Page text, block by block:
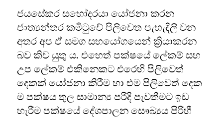
ජයසේකර සහෝදරයා යෝජනා කරන
ජාත්‍යන්තර කමිටුවේ පිලිවෙත පැහැදිලි වන
අතර අප ඒ සමග සහයෝගයෙන් ක්‍රියාකරන
බව කිව යුතු ය. එහෙත් පක්ෂයේ ලේකම් සහ
උප ලේකම් එකිනෙකට එරෙහි පිලිවෙත්
දෙකක් යෝජනා කිරීම හා එම පිලිවෙත් දෙක
ම පක්ෂය තුල සාමාන්‍ය පරිදි පැවතීමට ඉඩ
හැරීම පක්ෂයේ දේශපාලන සෞඛ්‍යය පිරිහී